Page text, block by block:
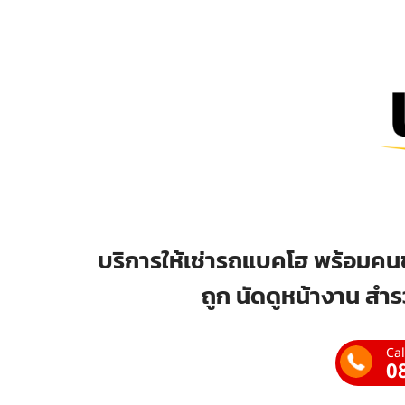
บริการให้เช่ารถแบคโฮ พร้อมค
ถูก นัดดูหน้างาน สำ